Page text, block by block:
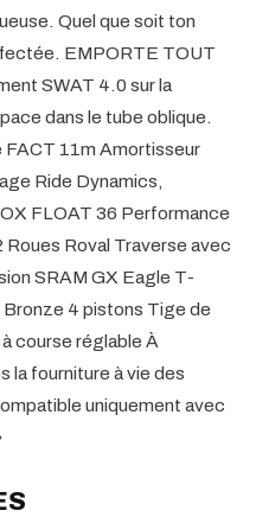
Quel que soit ton
EMPORTE TOUT
SWAT 4.0 sur la
dans le tube oblique.
FACT 11m Amortisseur
Ride Dynamics,
FLOAT 36 Performance
Roval Traverse avec
SRAM GX Eagle T-
Bronze 4 pistons Tige de
course réglable À
la fourniture à vie des
uniquement avec